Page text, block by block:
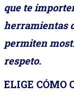
que te
herramientas
permiten
respeto.
ELIGE CÓMO